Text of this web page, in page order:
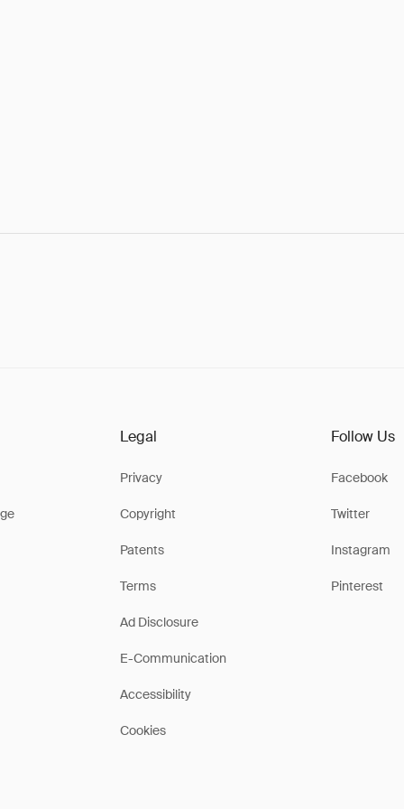
Legal
Privacy
Copyright
Patents
Terms
Ad Disclosure
E-Communication
Accessibility
Cookies
Follow Us
Facebook
Twitter
Instagram
Pinterest